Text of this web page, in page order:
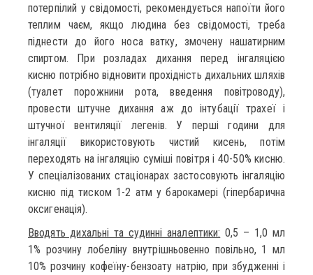
потерпілий у свідомості, рекомендується напоїти його
теплим чаєм, якщо людина без свідомості, треба
піднести до його носа ватку, змочену нашатирним
спиртом. При розладах дихання перед інгаляцією
кисню потрібно відновити прохідність дихальних шляхів
(туалет порожнини рота, введення повітроводу),
провести штучне дихання аж до інтубації трахеї і
штучної вентиляції легенів. У перші години для
інгаляції використовують чистий кисень, потім
переходять на інгаляцію суміші повітря і 40-50% кисню.
У спеціалізованих стаціонарах застосовують інгаляцію
кисню під тиском 1-2 атм у барокамері (гіпербарична
оксигенація).
Вводять дихальні та судинні аналептики: 0,5 – 1,0 мл
1% розчину лобеліну внутрішньовенно повільно, 1 мл
10% розчину кофеїну-бензоату натрію, при збудженні і